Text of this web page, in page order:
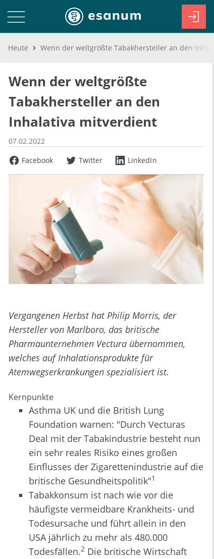
Heute
Wenn der weltgrößte
Tabakhersteller an den
Inhalativa mitverdient
07.02.2022
Facebook
Twitter LinkedIn
Vergangenen Herbst hat Philip Morris, der
Hersteller von Marlboro, das britische
Pharmaunternehmen Vectura übernommen,
welches auf Inhalationsprodukte für
Atemwegserkrankungen spezialisiert ist.
Kernpunkte
Asthma UK und die British Lung
Foundation warnen: "Durch Vecturas
Deal mit der Tabakindustrie besteht nun
ein sehr reales Risiko eines großen
Einflusses der Zigarettenindustrie auf die
britische Gesundheitspolitik"1
Tabakkonsum ist nach wie vor die
häufigste vermeidbare Krankheits- und
Todesursache und führt allein in den
USA jährlich zu mehr als 480.000
Todesfällen.2 Die britische Wirtschaft